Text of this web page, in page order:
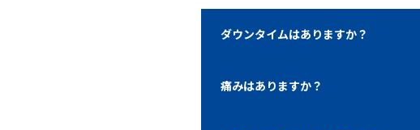
ダウンタイムはありますか？
痛みはありますか？